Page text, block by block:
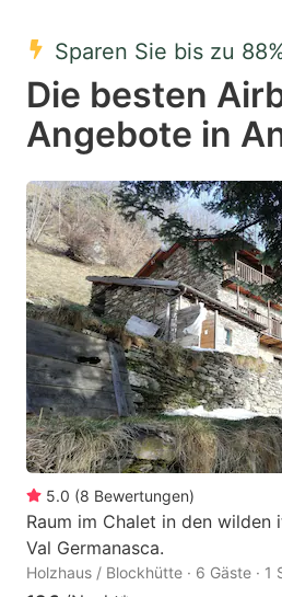
key
to
get
the
keyboard
shortcuts
for
changing
dates.
Sparen Sie bis zu
Die besten
Angebote in
5.0 (8 Bewertungen)
Raum im Chalet in den wilden
Val Germanasca.
Holzhaus / Blockhütte · 6 Gäste · 1